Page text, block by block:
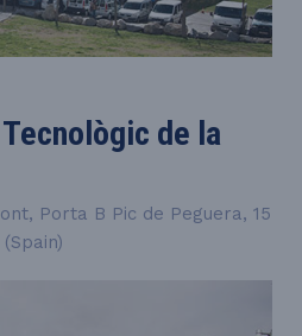
de la
Porta B Pic de Peguera, 15